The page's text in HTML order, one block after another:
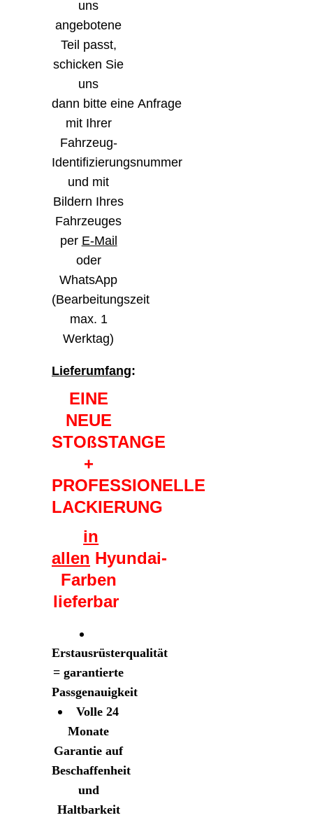
uns
angebotene
Teil passt,
schicken Sie
uns
dann bitte eine Anfrage
mit Ihrer
Fahrzeug-
Identifizierungsnummer
und mit
Bildern Ihres
Fahrzeuges
per E-Mail
oder
WhatsApp
(Bearbeitungszeit
max. 1
Werktag)
Lieferumfang:
EINE
NEUE
STOßSTANGE
+
PROFESSIONELLE
LACKIERUNG
in
allen Hyundai-
Farben
lieferbar
Erstausrüsterqualität
= garantierte
Passgenauigkeit
Volle 24
Monate
Garantie auf
Beschaffenheit
und
Haltbarkeit